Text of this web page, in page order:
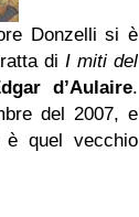
Donzelli si è
diI miti del
d’Aulaire.
del 2007, e
è quel vecchio